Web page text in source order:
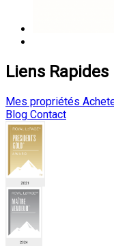
Liens Rapides
Mes propriétés
Blog Contact